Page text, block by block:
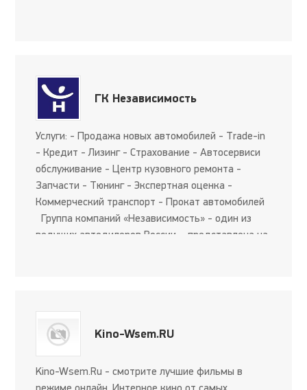
ГК Независимость
Услуги: - Продажа новых автомобилей - Trade-in
- Кредит - Лизинг - Страхование - Автосервиси
обслуживание - Центр кузовного ремонта -
Запчасти - Тюнинг - Экспертная оценка -
Коммерческий транспорт - Прокат автомобилей
Группа компаний «Независимость» - один из
ведущих автодилеров России – представлена на
Kino-Wsem.RU
Kino-Wsem.Ru - смотрите лучшие фильмы в